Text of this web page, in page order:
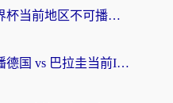
在加拿大看抖音世界杯当前地区不可播放？海外党体育观赛终极指南
在海外看世界杯直播德国 vs 巴拉圭当前IP受限制？这篇指南帮你轻松解决地区限制